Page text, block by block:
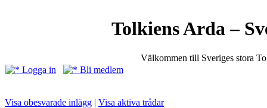
Tolkiens Arda –
Välkommen till Sveriges stora
Logga in
Bli medlem
Visa obesvarade inlägg | Visa aktiva trådar